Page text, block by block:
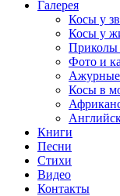
Галерея
Косы у
Косы у
Приколы
Фото и
Ажурные
Косы в
Книги
Песни
Cтихи
Видео
Контакты